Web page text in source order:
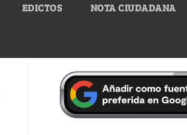
EDICTOS NOTA CIUDADANA